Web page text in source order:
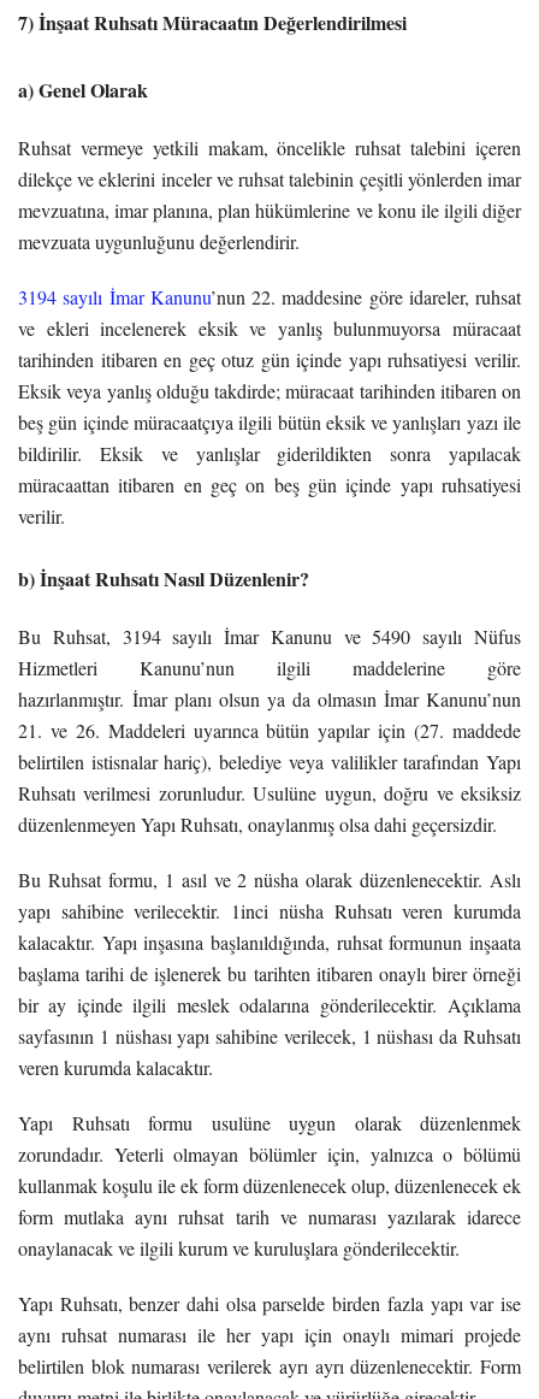
7) İnşaat Ruhsatı Müracaatın Değerlendirilmesi
a) Genel Olarak
Ruhsat vermeye yetkili makam, öncelikle ruhsat talebini içeren
dilekçe ve eklerini inceler ve ruhsat talebinin çeşitli yönlerden imar
mevzuatına, imar planına, plan hükümlerine ve konu ile ilgili diğer
mevzuata uygunluğunu değerlendirir.
3194 sayılı İmar Kanunu’nun 22. maddesine göre idareler, ruhsat
ve ekleri incelenerek eksik ve yanlış bulunmuyorsa müracaat
tarihinden itibaren en geç otuz gün içinde yapı ruhsatiyesi verilir.
Eksik veya yanlış olduğu takdirde; müracaat tarihinden itibaren on
beş gün içinde müracaatçıya ilgili bütün eksik ve yanlışları yazı ile
bildirilir. Eksik ve yanlışlar giderildikten sonra yapılacak
müracaattan itibaren en geç on beş gün içinde yapı ruhsatiyesi
verilir.
b) İnşaat Ruhsatı Nasıl Düzenlenir?
Bu Ruhsat, 3194 sayılı İmar Kanunu ve 5490 sayılı Nüfus
Hizmetleri Kanunu’nun ilgili maddelerine göre
hazırlanmıştır. İmar planı olsun ya da olmasın İmar Kanunu’nun
21. ve 26. Maddeleri uyarınca bütün yapılar için (27. maddede
belirtilen istisnalar hariç), belediye veya valilikler tarafından Yapı
Ruhsatı verilmesi zorunludur. Usulüne uygun, doğru ve eksiksiz
düzenlenmeyen Yapı Ruhsatı, onaylanmış olsa dahi geçersizdir.
Bu Ruhsat formu, 1 asıl ve 2 nüsha olarak düzenlenecektir. Aslı
yapı sahibine verilecektir. 1inci nüsha Ruhsatı veren kurumda
kalacaktır. Yapı inşasına başlanıldığında, ruhsat formunun inşaata
başlama tarihi de işlenerek bu tarihten itibaren onaylı birer örneği
bir ay içinde ilgili meslek odalarına gönderilecektir. Açıklama
sayfasının 1 nüshası yapı sahibine verilecek, 1 nüshası da Ruhsatı
veren kurumda kalacaktır.
Yapı Ruhsatı formu usulüne uygun olarak düzenlenmek
zorundadır. Yeterli olmayan bölümler için, yalnızca o bölümü
kullanmak koşulu ile ek form düzenlenecek olup, düzenlenecek ek
form mutlaka aynı ruhsat tarih ve numarası yazılarak idarece
onaylanacak ve ilgili kurum ve kuruluşlara gönderilecektir.
Yapı Ruhsatı, benzer dahi olsa parselde birden fazla yapı var ise
aynı ruhsat numarası ile her yapı için onaylı mimari projede
belirtilen blok numarası verilerek ayrı ayrı düzenlenecektir. Form